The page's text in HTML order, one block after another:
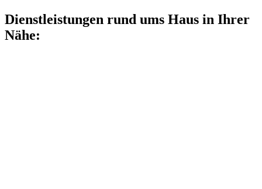
Dienstleistungen rund ums Haus in Ihrer
Nähe: